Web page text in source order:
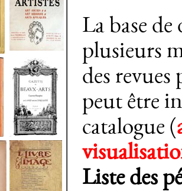
La base
plusieurs
des revues
peut être
catalogue (
Liste des